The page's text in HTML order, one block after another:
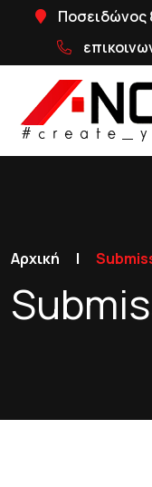
Ποσειδώνος
Αρχική |